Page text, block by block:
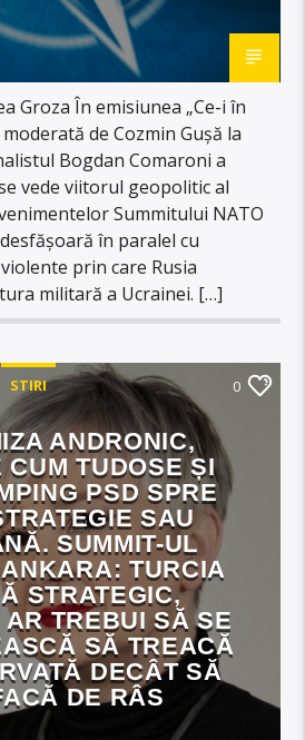
Groza În emisiunea „Ce-i în
de Cozmin Gușă la
Bogdan Comaroni a
vede viitorul geopolitic al
Summitului NATO
în paralel cu
prin care Rusia
militară a Ucrainei. […]
STIRI 0
ANDRONIC,
CUM TUDOSE ȘI
PSD SPRE
SAU
SUMMIT-UL
TURCIA
STRATEGIC,
AR TREBUI SĂ SE
SĂ TREACĂ
DECÂT SĂ
DE RÂS